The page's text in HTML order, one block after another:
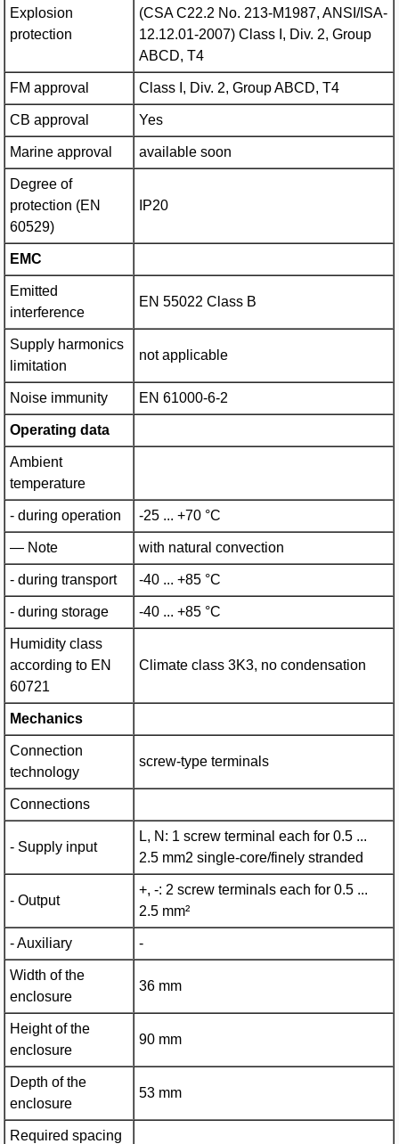
Explosion
protection
(CSA C22.2 No. 213-M1987, ANSI/ISA-
12.12.01-2007) Class I, Div. 2, Group
ABCD, T4
FM approval Class I, Div. 2, Group ABCD, T4
CB approval Yes
Marine approval available soon
Degree of
protection (EN
60529)
IP20
EMC
Emitted
interference
EN 55022 Class B
Supply harmonics
limitation
not applicable
Noise immunity EN 61000-6-2
Operating data
Ambient
temperature
- during operation -25 ... +70 °C
— Note with natural convection
- during transport -40 ... +85 °C
- during storage -40 ... +85 °C
Humidity class
according to EN
60721
Climate class 3K3, no condensation
Mechanics
Connection
technology
screw-type terminals
Connections
- Supply input
L, N: 1 screw terminal each for 0.5 ...
2.5 mm2 single-core/finely stranded
- Output
+, -: 2 screw terminals each for 0.5 ...
2.5 mm²
- Auxiliary -
Width of the
enclosure
36 mm
Height of the
enclosure
90 mm
Depth of the
enclosure
53 mm
Required spacing